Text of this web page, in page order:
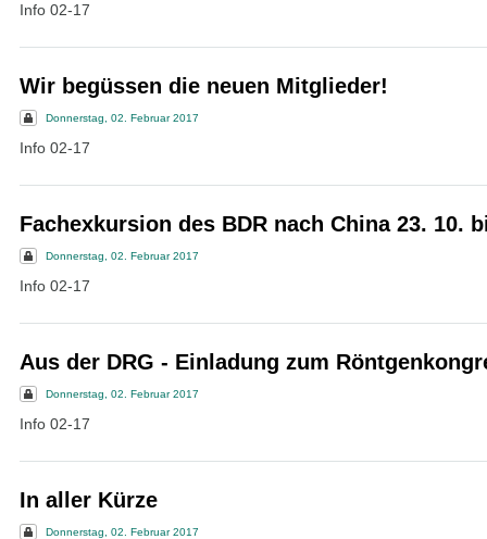
Info 02-17
Wir begüssen die neuen Mitglieder!
Donnerstag, 02. Februar 2017
Info 02-17
Fachexkursion des BDR nach China 23. 10.
Donnerstag, 02. Februar 2017
Info 02-17
Aus der DRG - Einladung zum
Donnerstag, 02. Februar 2017
Info 02-17
In aller Kürze
Donnerstag, 02. Februar 2017